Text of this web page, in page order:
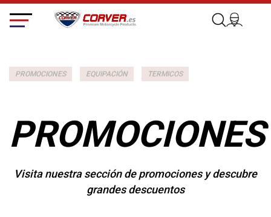
PROMOCIONES EQUIPACIÓN TERMICOS
PROMOCIONES
Visita nuestra sección de promociones y descubre
grandes descuentos